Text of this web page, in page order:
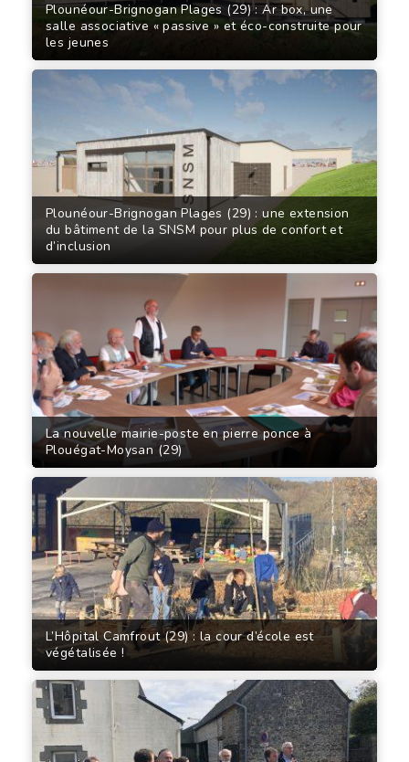
Plounéour-Brignogan Plages (29) : Ar box, une
salle associative « passive » et éco-construite pour
les jeunes
Plounéour-Brignogan Plages (29) : une extension
du bâtiment de la SNSM pour plus de confort et
d’inclusion
La nouvelle mairie-poste en pierre ponce à
Plouégat-Moysan (29)
L’Hôpital Camfrout (29) : la cour d’école est
végétalisée !